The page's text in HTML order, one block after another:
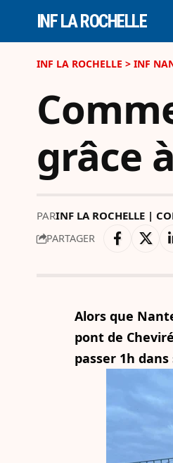
INF LA ROCHELLE
INF LA ROCHELLE > INF
grâce
PARINF LA ROCHELLE |
PARTAGER
Alors que
pont de
passer 1h